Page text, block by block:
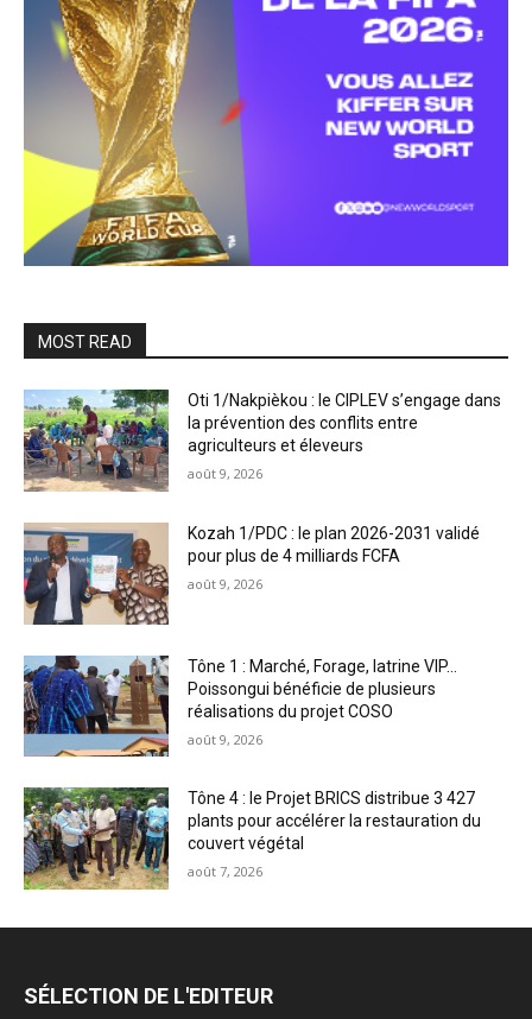
MOST READ
Oti 1/Nakpièkou : le CIPLEV s’engage dans
la prévention des conflits entre
agriculteurs et éleveurs
août 9, 2026
Kozah 1/PDC : le plan 2026-2031 validé
pour plus de 4 milliards FCFA
août 9, 2026
Tône 1 : Marché, Forage, latrine VIP…
Poissongui bénéficie de plusieurs
réalisations du projet COSO
août 9, 2026
Tône 4 : le Projet BRICS distribue 3 427
plants pour accélérer la restauration du
couvert végétal
août 7, 2026
SÉLECTION DE L'EDITEUR